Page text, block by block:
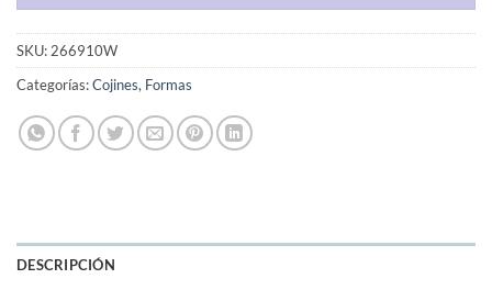
SKU: 266910W
Categorías:Cojines, Formas
DESCRIPCIÓN